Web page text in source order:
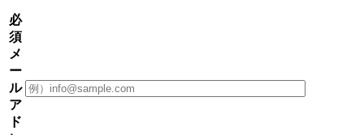
必
須
メ
ー
ル
ア
ド